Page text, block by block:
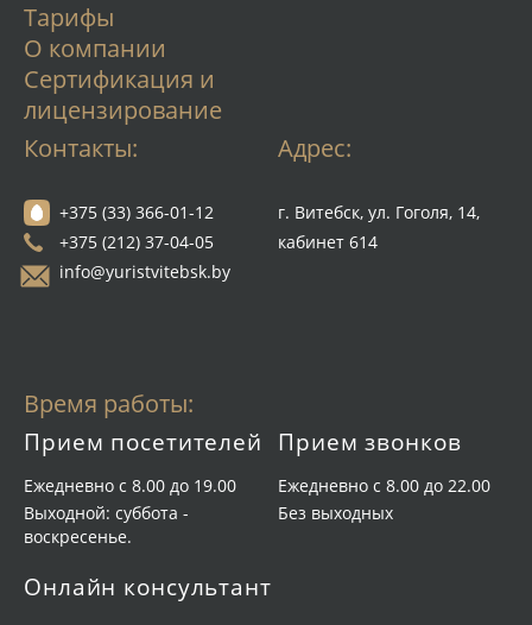
Контакты:
+375 (33) 366-01-12
+375 (212) 37-04-05
info@yuristvitebsk.by
Адрес:
г. Витебск, ул. Гоголя, 14,
кабинет 614
Тарифы
О компании
Сертификация и
лицензирование
Время работы:
Прием посетителей
Ежедневно с 8.00 до 19.00
Выходной: суббота -
воскресенье.
Прием звонков
Ежедневно с 8.00 до 22.00
Без выходных
Онлайн консультант